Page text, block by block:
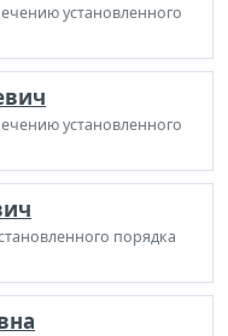
установленного
установленного
порядка